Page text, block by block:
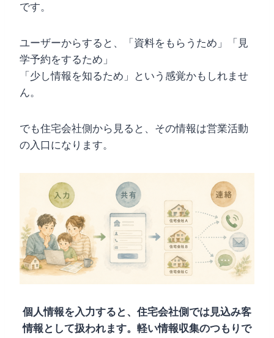
です。
ユーザーからすると、「資料をもらうため」「見
学予約をするため」
「少し情報を知るため」という感覚かもしれませ
ん。
でも住宅会社側から見ると、その情報は営業活動
の入口になります。
個人情報を入力すると、住宅会社側では見込み客
情報として扱われます。軽い情報収集のつもりで